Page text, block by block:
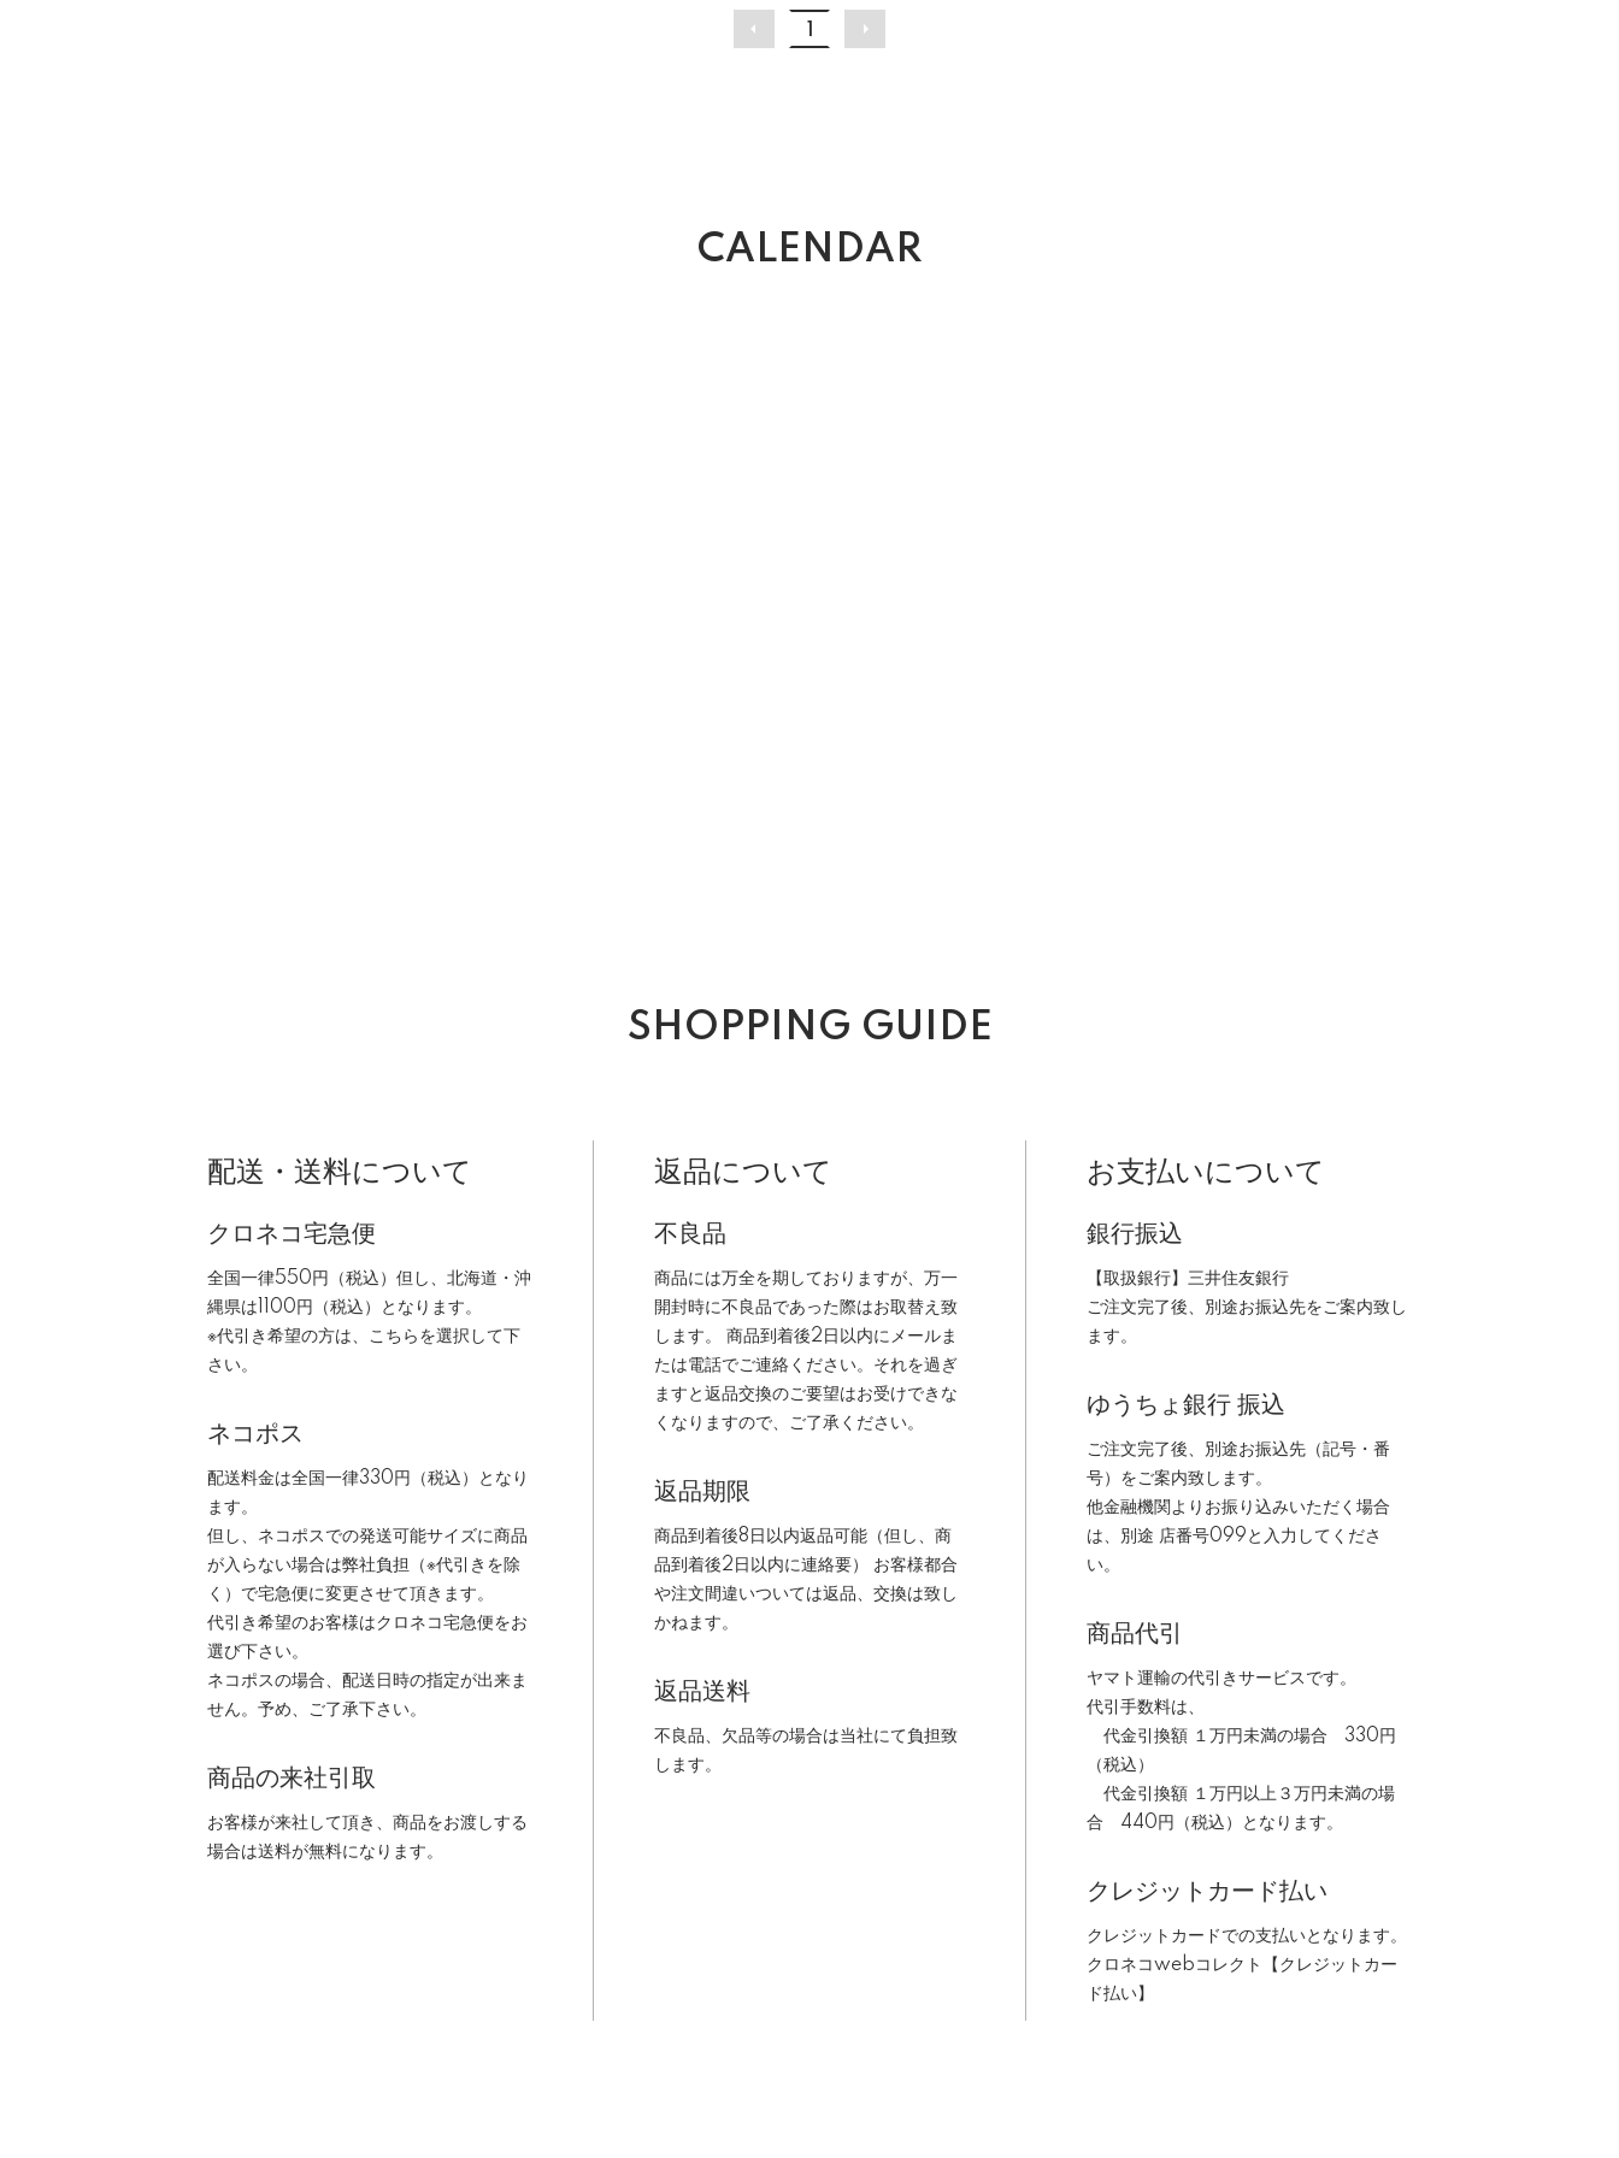
CALENDAR
SHOPPING GUIDE
配送・送料について
クロネコ宅急便
全国一律550円（税込）但し、北海道・沖
縄県は1100円（税込）となります。
※代引き希望の方は、こちらを選択して下
さい。
ネコポス
配送料金は全国一律330円（税込）となり
ます。
但し、ネコポスでの発送可能サイズに商品
が入らない場合は弊社負担（※代引きを除
く）で宅急便に変更させて頂きます。
代引き希望のお客様はクロネコ宅急便をお
選び下さい。
ネコポスの場合、配送日時の指定が出来ま
せん。予め、ご了承下さい。
商品の来社引取
お客様が来社して頂き、商品をお渡しする
場合は送料が無料になります。
返品について
不良品
商品には万全を期しておりますが、万一
開封時に不良品であった際はお取替え致
します。 商品到着後2日以内にメールま
たは電話でご連絡ください。それを過ぎ
ますと返品交換のご要望はお受けできな
くなりますので、ご了承ください。
返品期限
商品到着後8日以内返品可能（但し、商
品到着後2日以内に連絡要） お客様都合
や注文間違いついては返品、交換は致し
かねます。
返品送料
不良品、欠品等の場合は当社にて負担致
します。
お支払いについて
銀行振込
【取扱銀行】三井住友銀行
ご注文完了後、別途お振込先をご案内致し
ます。
ゆうちょ銀行 振込
ご注文完了後、別途お振込先（記号・番
号）をご案内致します。
他金融機関よりお振り込みいただく場合
は、別途 店番号099と入力してくださ
い。
商品代引
ヤマト運輸の代引きサービスです。
代引手数料は、
代金引換額 １万円未満の場合 330円
（税込）
代金引換額 １万円以上３万円未満の場
合 440円（税込）となります。
クレジットカード払い
クレジットカードでの支払いとなります。
クロネコwebコレクト【クレジットカー
ド払い】